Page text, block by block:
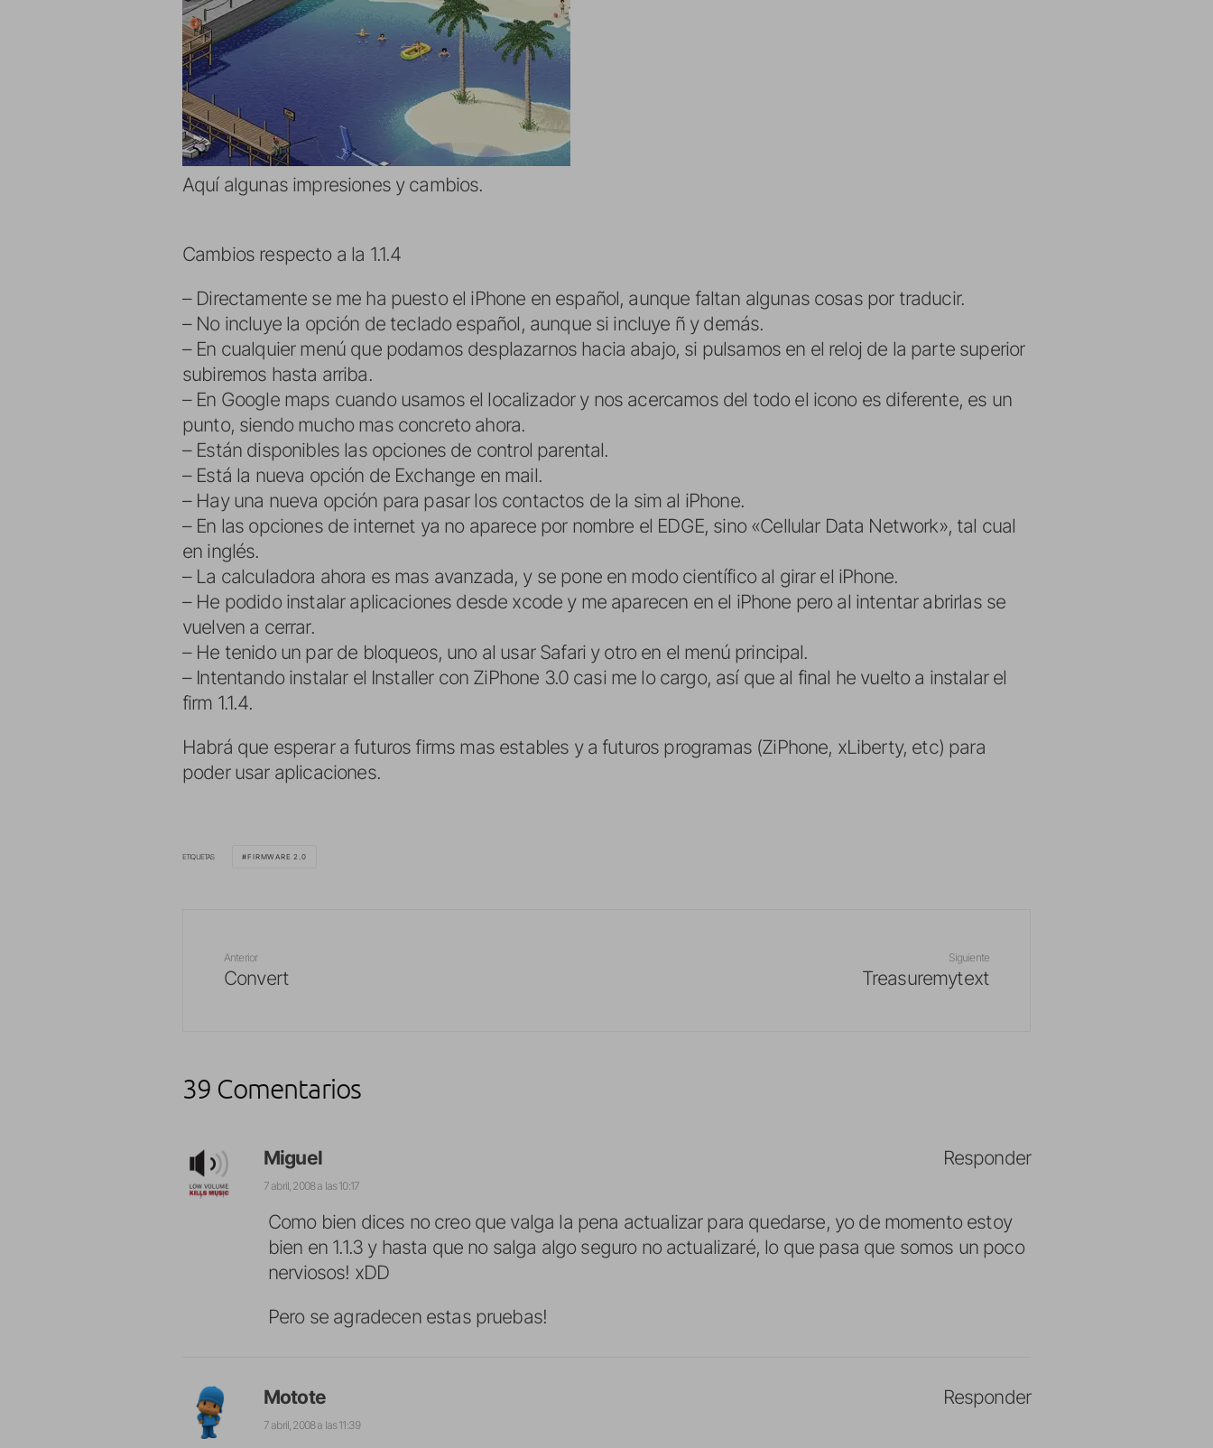
Aquí algunas impresiones y cambios.
Cambios respecto a la 1.1.4
– Directamente se me ha puesto el iPhone en español, aunque faltan algunas cosas por traducir.
– No incluye la opción de teclado español, aunque si incluye ñ y demás.
– En cualquier menú que podamos desplazarnos hacia abajo, si pulsamos en el reloj de la parte superior
subiremos hasta arriba.
– En Google maps cuando usamos el localizador y nos acercamos del todo el icono es diferente, es un
punto, siendo mucho mas concreto ahora.
– Están disponibles las opciones de control parental.
– Está la nueva opción de Exchange en mail.
– Hay una nueva opción para pasar los contactos de la sim al iPhone.
– En las opciones de internet ya no aparece por nombre el EDGE, sino «Cellular Data Network», tal cual
en inglés.
– La calculadora ahora es mas avanzada, y se pone en modo científico al girar el iPhone.
– He podido instalar aplicaciones desde xcode y me aparecen en el iPhone pero al intentar abrirlas se
vuelven a cerrar.
– He tenido un par de bloqueos, uno al usar Safari y otro en el menú principal.
– Intentando instalar el Installer con ZiPhone 3.0 casi me lo cargo, así que al final he vuelto a instalar el
firm 1.1.4.
Habrá que esperar a futuros firms mas estables y a futuros programas (ZiPhone, xLiberty, etc) para
poder usar aplicaciones.
ETIQUETAS FIRMWARE 2.0
Anterior
Convert
Siguiente
Treasuremytext
39 Comentarios
Miguel
7 abril, 2008 a las 10:17
Como bien dices no creo que valga la pena actualizar para quedarse, yo de momento estoy
bien en 1.1.3 y hasta que no salga algo seguro no actualizaré, lo que pasa que somos un poco
nerviosos! xDD
Pero se agradecen estas pruebas!
Responder
Motote
7 abril, 2008 a las 11:39
Responder